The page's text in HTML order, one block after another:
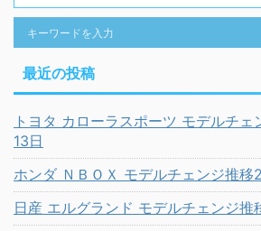
最近の投稿
トヨタ カローラスポーツ モデルチ
13日
ホンダ ＮＢＯＸ モデルチェンジ推移
日産 エルグランド モデルチェンジ推